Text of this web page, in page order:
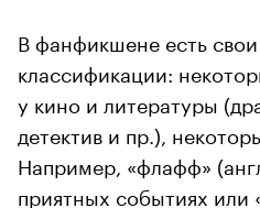
В фанфикшене есть
классификации:
у кино и литературы
детектив и пр.),
Например, «флафф»
приятных событиях или